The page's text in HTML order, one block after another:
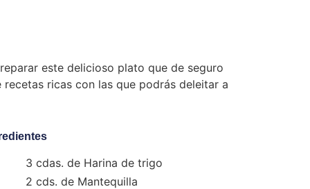
este delicioso plato que de seguro
ricas con las que podrás deleitar a
3 cdas. de Harina de trigo
2 cds. de Mantequilla